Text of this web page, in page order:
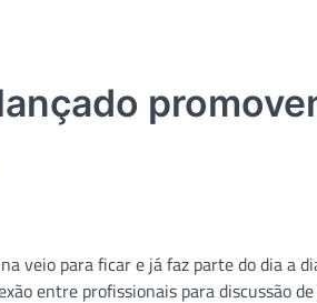
veio para ficar e já faz parte do dia a
entre profissionais para discussão